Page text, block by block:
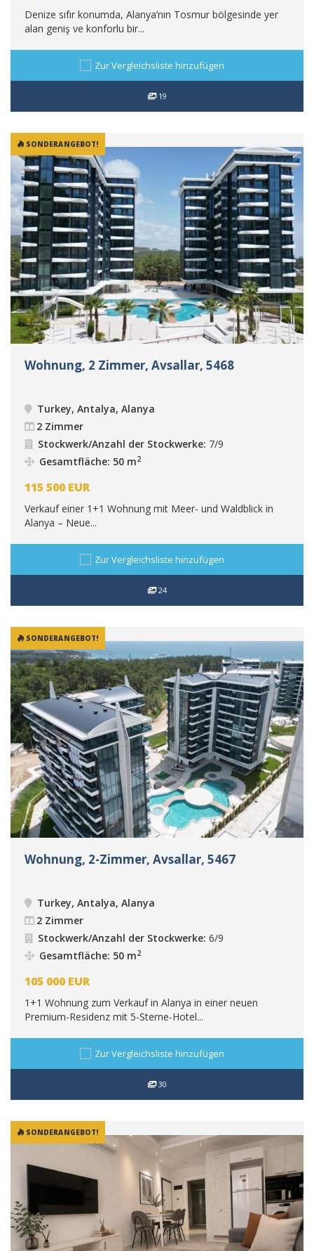
Denize sıfır konumda, Alanya’nın Tosmur bölgesinde yer
alan geniş ve konforlu bir...
Zur Vergleichsliste hinzufügen
19
SONDERANGEBOT!
Wohnung, 2 Zimmer, Avsallar, 5468
Turkey, Antalya, Alanya
2 Zimmer
Stockwerk/Anzahl der Stockwerke: 7/9
Gesamtfläche: 50 m2
115 500 EUR
Verkauf einer 1+1 Wohnung mit Meer- und Waldblick in
Alanya – Neue...
Zur Vergleichsliste hinzufügen
24
SONDERANGEBOT!
Wohnung, 2-Zimmer, Avsallar, 5467
Turkey, Antalya, Alanya
2 Zimmer
Stockwerk/Anzahl der Stockwerke: 6/9
Gesamtfläche: 50 m2
105 000 EUR
1+1 Wohnung zum Verkauf in Alanya in einer neuen
Premium-Residenz mit 5-Sterne-Hotel...
Zur Vergleichsliste hinzufügen
30
SONDERANGEBOT!